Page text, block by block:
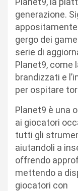
generazione.
gergo dei
serie di
Planet9, come
brandizzati e
per ospitare
Planet9 è una
ai giocatori
tutti gli
aiutandoli a
offrendo
mettendo a
giocatori con